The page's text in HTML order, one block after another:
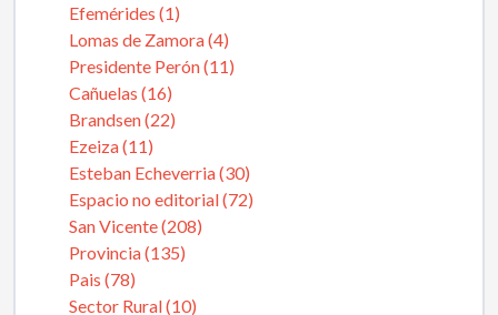
Efemérides (1)
Lomas de Zamora (4)
Presidente Perón (11)
Cañuelas (16)
Brandsen (22)
Ezeiza (11)
Esteban Echeverria (30)
Espacio no editorial (72)
San Vicente (208)
Provincia (135)
Pais (78)
Sector Rural (10)